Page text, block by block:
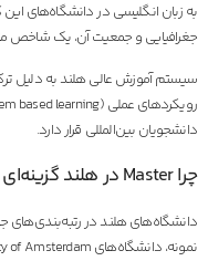
به زبان انگلیسی در دانشگاه‌های
جغرافیایی و جمعیت آن، یک شاخص
دانشجویان بین‌المللی قرار دارد.
چرا Master در هلند گزینه‌ای جدی برای دانشجویان ایرانی است؟